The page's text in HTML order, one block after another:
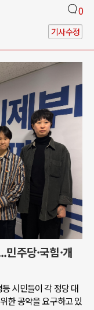
0
기사수정
주당·국힘·개
시민들이 각 정당 대
한 공약을 요구하고 있